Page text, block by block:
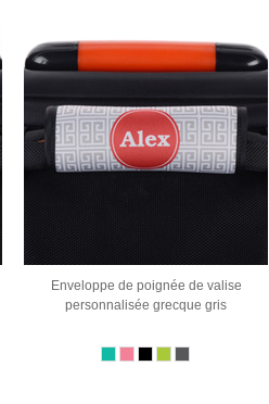
Enveloppe de poignée de valise
personnalisée grecque gris